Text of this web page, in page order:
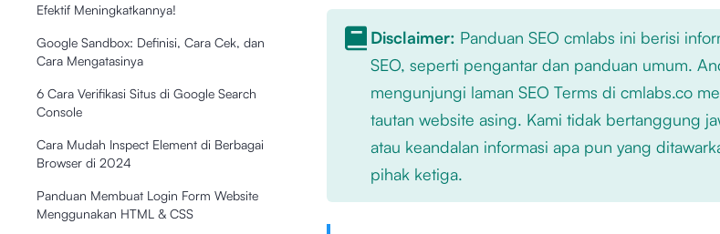
Efektif Meningkatkannya!
Google Sandbox: Definisi, Cara Cek, dan
Cara Mengatasinya
6 Cara Verifikasi Situs di Google Search
Console
Cara Mudah Inspect Element di Berbagai
Browser di 2024
Panduan Membuat Login Form Website
Menggunakan HTML & CSS
Disclaimer: Panduan SEO cmlabs ini berisi
SEO, seperti pengantar dan panduan umum.
mengunjungi laman SEO Terms di cmlabs.co
tautan website asing. Kami tidak bertanggung
atau keandalan informasi apa pun yang
pihak ketiga.